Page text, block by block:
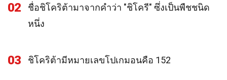
02
ชื่อชิโคริต้ามาจากคำว่า "ชิโครี" ซึ่งเป็นพืชชนิด
หนึ่ง
03 ชิโคริต้ามีหมายเลขโปเกมอนคือ 152